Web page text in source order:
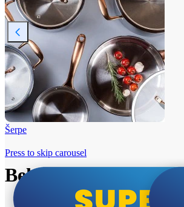
Šerpe
Beko i Tesla super cene
Press to skip carousel